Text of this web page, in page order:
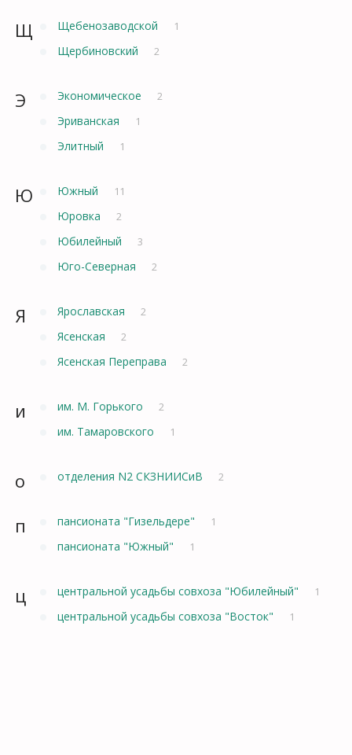
Щ Щебенозаводской 1
Щербиновский 2
Э Экономическое 2
Эриванская 1
Элитный 1
Ю Южный 11
Юровка 2
Юбилейный 3
Юго-Северная 2
Я Ярославская 2
Ясенская 2
Ясенская Переправа 2
и им. М. Горького 2
им. Тамаровского 1
о отделения N2 СКЗНИИСиВ 2
п пансионата "Гизельдере" 1
пансионата "Южный" 1
ц центральной усадьбы совхоза "Юбилейный" 1
центральной усадьбы совхоза "Восток" 1